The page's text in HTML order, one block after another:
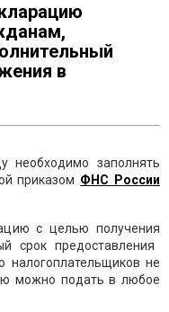
в
необходимо заполнять
приказом ФНС России
с целью получения
срок предоставления
налогоплательщиков не
можно подать в любое